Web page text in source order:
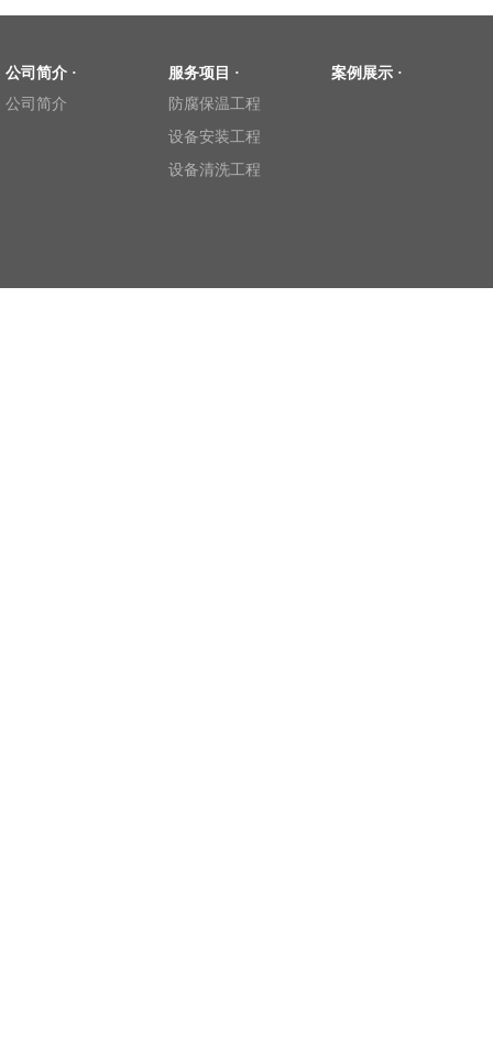
公司简介 ·
公司简介
服务项目 ·
防腐保温工程
设备安装工程
设备清洗工程
案例展示 ·